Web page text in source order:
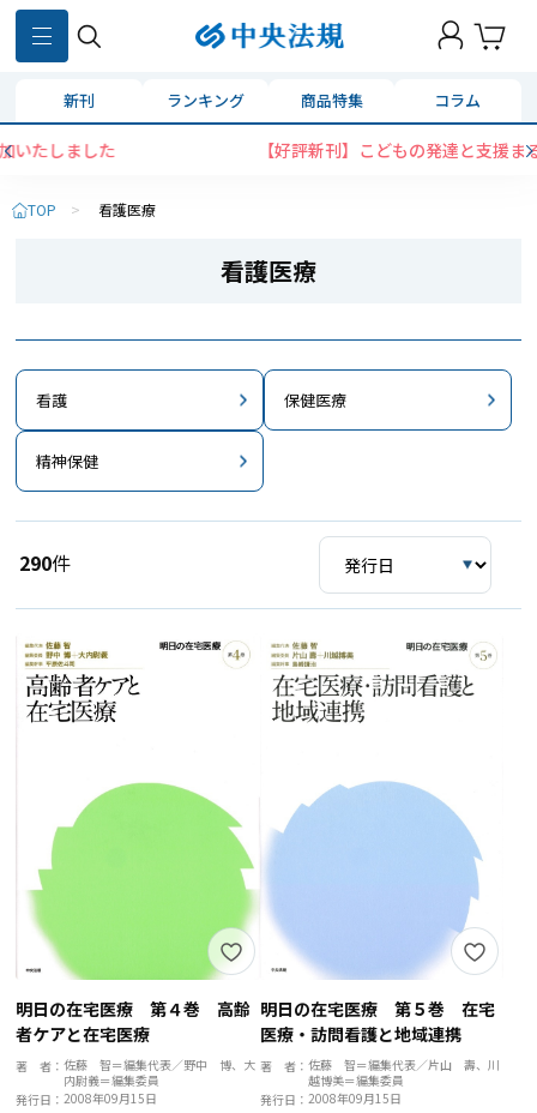
新刊 ランキング 商品特集 コラム
【好評新刊】こどもの発達と支援まるっとガイド
TOP > 看護医療
看護医療
看護 保健医療
精神保健
290件
明日の在宅医療 第４巻 高齢
者ケアと在宅医療
著 者：佐藤 智＝編集代表／野中 博、大
内尉義＝編集委員
発行日：2008年09月15日
明日の在宅医療 第５巻 在宅
医療・訪問看護と地域連携
著 者： 佐藤 智＝編集代表／片山 壽、川
越博美＝編集委員
発行日： 2008年09月15日